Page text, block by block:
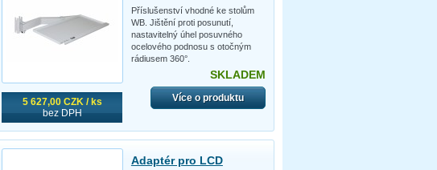
5 627,00 CZK / ks
bez DPH
Příslušenství vhodné ke stolům
WB. Jištění proti posunutí,
nastavitelný úhel posuvného
ocelového podnosu s otočným
rádiusem 360°.
SKLADEM
Více o produktu
Adaptér pro LCD